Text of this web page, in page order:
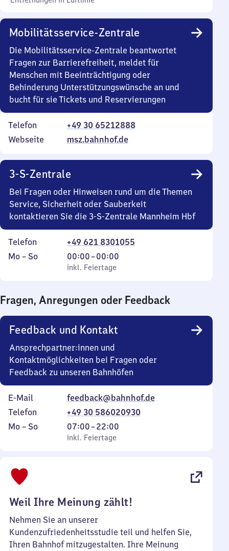
Mobilitätsservice-Zentrale
Die Mobilitätsservice-Zentrale beantwortet
Fragen zur Barrierefreiheit, meldet für
Menschen mit Beeinträchtigung oder
Behinderung Unterstützungswünsche an und
bucht für sie Tickets und Reservierungen
Telefon
+49 30 65212888
Webseite
msz.bahnhof.de
3-S-Zentrale
Bei Fragen oder Hinweisen rund um die Themen
Service, Sicherheit oder Sauberkeit
kontaktieren Sie die 3-S-Zentrale Mannheim Hbf
Telefon
+49 621 8301055
Montag
Mo – So,
inkl. Feiertage
00:00–00:00
Von
0
0
Uhr
inkl. Feiertage
Fragen, Anregungen oder Feedback
Feedback und Kontakt
Ansprechpartner:innen und
Kontaktmöglichkeiten bei Fragen oder
Feedback zu unseren Bahnhöfen
E-Mail
feedback@bahnhof.de
Telefon
+49 30 586020930
Montag
Mo – So,
inkl. Feiertage
07:00–22:00
Von
7
inkl. Feiertage
Weil Ihre Meinung zählt!
Nehmen Sie an unserer
Kundenzufriedenheitsstudie teil und helfen Sie,
Ihren Bahnhof mitzugestalten. Ihre Meinung